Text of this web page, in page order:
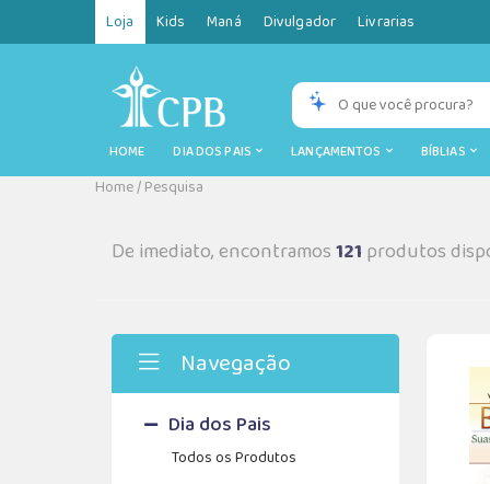
Loja Kids Maná Divulgador Livrarias
HOME DIA DOS PAIS LANÇAMENTOS BÍBLIAS
Home/Pesquisa
De imediato, encontramos121 produtos
Navegação
Dia dos Pais
Todos os Produtos